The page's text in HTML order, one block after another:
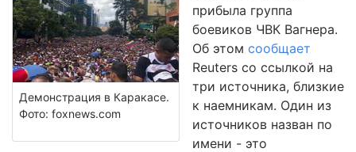
Демонстрация в Каракасе.
Фото: foxnews.com
прибыла группа
боевиков ЧВК Вагнера.
Об этом сообщает
Reuters со ссылкой на
три источника, близкие
к наемникам. Один из
источников назван по
имени - это